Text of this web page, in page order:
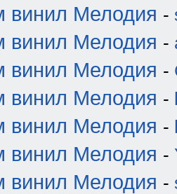
винил Мелодия -
винил Мелодия -
винил Мелодия -
винил Мелодия -
винил Мелодия -
винил Мелодия -
винил Мелодия -